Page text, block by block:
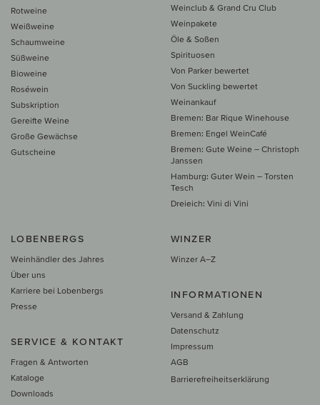
Rotweine
Weißweine
Schaumweine
Süßweine
Bioweine
Roséwein
Subskription
Gereifte Weine
Große Gewächse
Gutscheine
Weinclub & Grand Cru Club
Weinpakete
Öle & Soßen
Spirituosen
Von Parker bewertet
Von Suckling bewertet
Weinankauf
Bremen: Bar Rique Winehouse
Bremen: Engel WeinCafé
Bremen: Gute Weine – Christoph
Janssen
Hamburg: Guter Wein – Torsten
Tesch
Dreieich: Vini di Vini
LOBENBERGS
Weinhändler des Jahres
Über uns
Karriere bei Lobenbergs
Presse
SERVICE & KONTAKT
Fragen & Antworten
Kataloge
Downloads
WINZER
Winzer A–Z
INFORMATIONEN
Versand & Zahlung
Datenschutz
Impressum
AGB
Barrierefreiheitserklärung